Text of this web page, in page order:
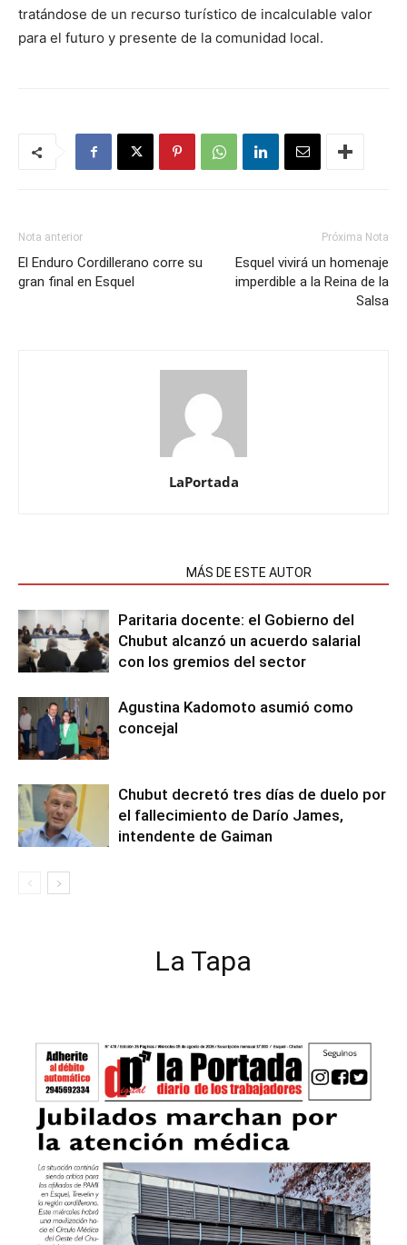
tratándose de un recurso turístico de incalculable valor
para el futuro y presente de la comunidad local.
Nota anterior
El Enduro Cordillerano corre su
gran final en Esquel
Próxima Nota
Esquel vivirá un homenaje
imperdible a la Reina de la
Salsa
LaPortada
MÁS DE ESTE AUTOR
Paritaria docente: el Gobierno del
Chubut alcanzó un acuerdo salarial
con los gremios del sector
Agustina Kadomoto asumió como
concejal
Chubut decretó tres días de duelo por
el fallecimiento de Darío James,
intendente de Gaiman
La Tapa